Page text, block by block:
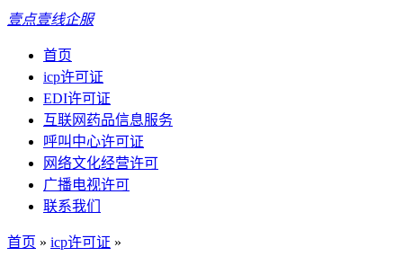
壹点壹线企服
首页
icp许可证
EDI许可证
互联网药品信息服务
呼叫中心许可证
网络文化经营许可
广播电视许可
联系我们
首页 » icp许可证 »